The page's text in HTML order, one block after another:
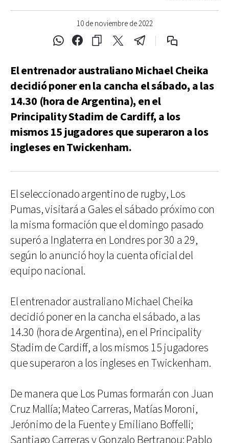
10 de noviembre de 2022
El entrenador australiano Michael Cheika
decidió poner en la cancha el sábado, a las
14.30 (hora de Argentina), en el
Principality Stadim de Cardiff, a los
mismos 15 jugadores que superaron a los
ingleses en Twickenham.
El seleccionado argentino de rugby, Los
Pumas, visitará a Gales el sábado próximo con
la misma formación que el domingo pasado
superó a Inglaterra en Londres por 30 a 29,
según lo anunció hoy la cuenta oficial del
equipo nacional.
El entrenador australiano Michael Cheika
decidió poner en la cancha el sábado, a las
14.30 (hora de Argentina), en el Principality
Stadim de Cardiff, a los mismos 15 jugadores
que superaron a los ingleses en Twickenham.
De manera que Los Pumas formarán con Juan
Cruz Mallía; Mateo Carreras, Matías Moroni,
Jerónimo de la Fuente y Emiliano Boffelli;